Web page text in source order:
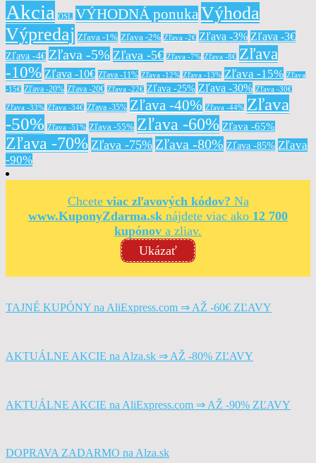
Akcia OSL VÝHODNÁ ponukaVýhoda
Výpredaj Zľava -1% Zľava -2% Zľava -2€ Zľava -3% Zľava -3€
Zľava -4€ Zľava -5% Zľava -5€ Zľava -7% Zľava -8€ Zľava
-10% Zľava -10€ Zľava -11% Zľava -12% Zľava -13% Zľava -15% Zľava
-15€ Zľava -20% Zľava -20€ Zľava -22€ Zľava -25% Zľava -30% Zľava -30€
Zľava -33% Zľava -34€ Zľava -35% Zľava -40% Zľava -44% Zľava
-50% Zľava -51% Zľava -55% Zľava -60% Zľava -65%
Zľava -70% Zľava -75% Zľava -80% Zľava -85% Zľava
-90%
Chcete viac zľavových kódov? Na
www.KuponyZdarma.sk nájdete viac ako 12 700
kupónov a zliav.
Ukázať
TAJNÉ KUPÓNY na AliExpress.com ⇒ AŽ -60€ ZĽAVY
AKTUÁLNE AKCIE na Alza.sk ⇒ AŽ -80% ZĽAVY
AKTUÁLNE AKCIE na AliExpress.com ⇒ AŽ -90% ZĽAVY
DOPRAVA ZADARMO na Alza.sk